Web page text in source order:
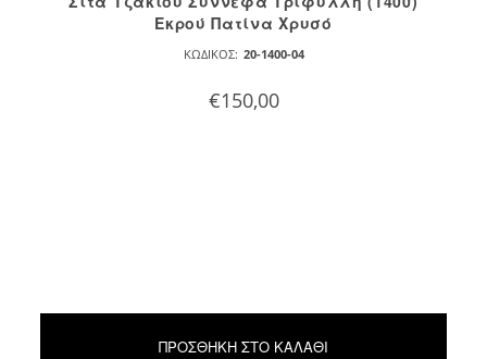
Εκρού Πατίνα Χρυσό
ΚΩΔΙΚΌΣ: 20-1400-04
€150,00
ΠΡΟΣΘΉΚΗ ΣΤΟ ΚΑΛΆΘΙ